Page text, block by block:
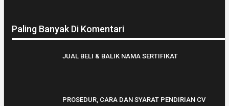
Paling Banyak Di Komentari
JUAL BELI & BALIK NAMA SERTIFIKAT
PROSEDUR, CARA DAN SYARAT PENDIRIAN CV